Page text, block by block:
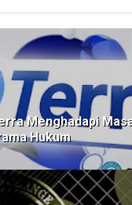
Menghadapi
Hukum